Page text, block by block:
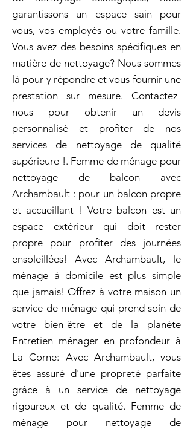
garantissons un espace sain pour
vous, vos employés ou votre famille.
Vous avez des besoins spécifiques en
matière de nettoyage? Nous sommes
là pour y répondre et vous fournir une
prestation sur mesure. Contactez-
nous pour obtenir un devis
personnalisé et profiter de nos
services de nettoyage de qualité
supérieure !. Femme de ménage pour
nettoyage de balcon avec
Archambault : pour un balcon propre
et accueillant ! Votre balcon est un
espace extérieur qui doit rester
propre pour profiter des journées
ensoleillées! Avec Archambault, le
ménage à domicile est plus simple
que jamais! Offrez à votre maison un
service de ménage qui prend soin de
votre bien-être et de la planète
Entretien ménager en profondeur à
La Corne: Avec Archambault, vous
êtes assuré d'une propreté parfaite
grâce à un service de nettoyage
rigoureux et de qualité. Femme de
ménage pour nettoyage de